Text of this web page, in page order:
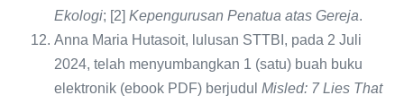
Ekologi; [2] Kepengurusan Penatua atas Gereja.
Anna Maria Hutasoit, lulusan STTBI, pada 2 Juli
2024, telah menyumbangkan 1 (satu) buah buku
elektronik (ebook PDF) berjudul Misled: 7 Lies That